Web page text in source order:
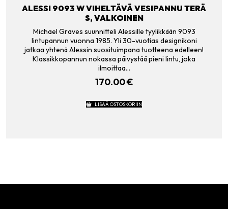
ALESSI 9093 W VIHELTÄVÄ VESIPANNU TERÄ
S, VALKOINEN
Michael Graves suunnitteli Alessille tyylikkään 9093
lintupannun vuonna 1985. Yli 30-vuotias designikoni
jatkaa yhtenä Alessin suosituimpana tuotteena edelleen!
Klassikkopannun nokassa päivystää pieni lintu, joka
ilmoittaa…
170.00€
LISÄÄ OSTOSKORIIN